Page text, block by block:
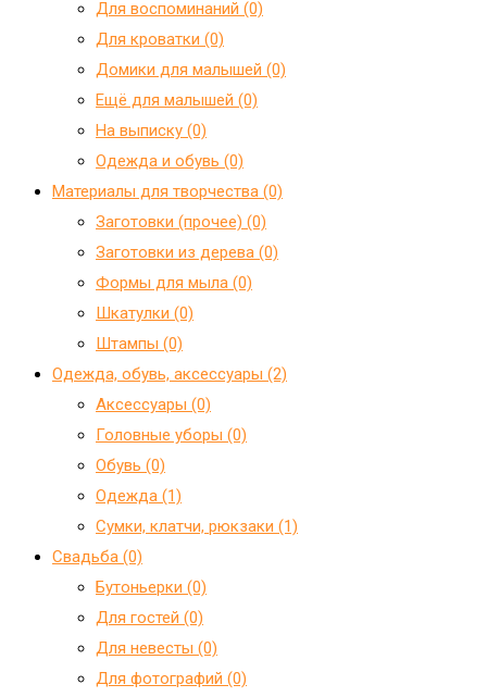
Для воспоминаний (0)
Для кроватки (0)
Домики для малышей (0)
Ещё для малышей (0)
На выписку (0)
Одежда и обувь (0)
Материалы для творчества (0)
Заготовки (прочее) (0)
Заготовки из дерева (0)
Формы для мыла (0)
Шкатулки (0)
Штампы (0)
Одежда, обувь, аксессуары (2)
Аксессуары (0)
Головные уборы (0)
Обувь (0)
Одежда (1)
Сумки, клатчи, рюкзаки (1)
Свадьба (0)
Бутоньерки (0)
Для гостей (0)
Для невесты (0)
Для фотографий (0)